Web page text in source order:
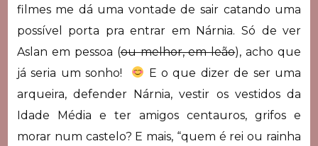
filmes me dá uma vontade de sair catando uma
possível porta pra entrar em Nárnia. Só de ver
Aslan em pessoa (ou melhor, em leão), acho que
já seria um sonho!
E o que dizer de ser uma
arqueira, defender Nárnia, vestir os vestidos da
Idade Média e ter amigos centauros, grifos e
morar num castelo? E mais, “quem é rei ou rainha